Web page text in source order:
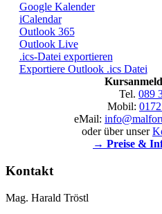
Google Kalender
iCalendar
Outlook 365
Outlook Live
.ics-Datei exportieren
Exportiere Outlook .ics Datei
Tel. 089
Mobil:
eMail:
oder über unser
→ Preise &
Kontakt
Mag. Harald Tröstl